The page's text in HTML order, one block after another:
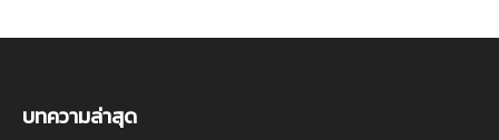
บทความล่าสุด